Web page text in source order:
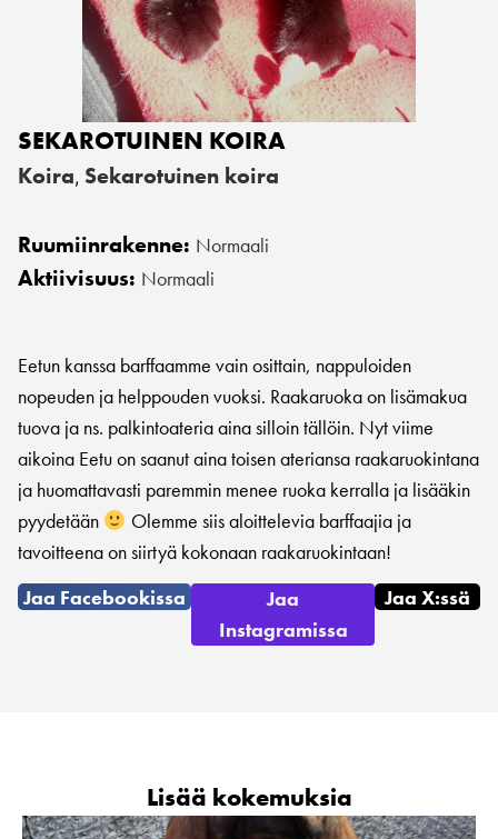
SEKAROTUINEN KOIRA
Koira, Sekarotuinen koira
Ruumiinrakenne: Normaali
Aktiivisuus: Normaali
Eetun kanssa barffaamme vain osittain, nappuloiden
nopeuden ja helppouden vuoksi. Raakaruoka on lisämakua
tuova ja ns. palkintoateria aina silloin tällöin. Nyt viime
aikoina Eetu on saanut aina toisen ateriansa raakaruokintana
ja huomattavasti paremmin menee ruoka kerralla ja lisääkin
pyydetään
Olemme siis aloittelevia barffaajia ja
tavoitteena on siirtyä kokonaan raakaruokintaan!
Jaa Facebookissa
Jaa
Instagramissa
Jaa X:ssä
Lisää kokemuksia